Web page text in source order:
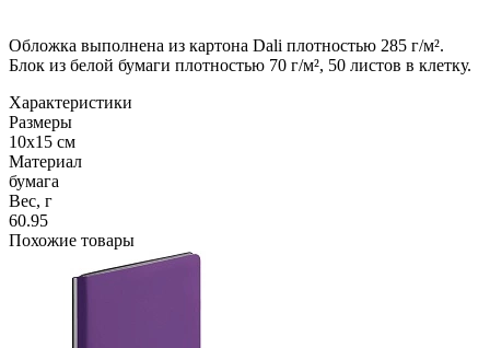
Обложка выполнена из картона Dali плотностью 285 г/м².
Блок из белой бумаги плотностью 70 г/м², 50 листов в клетку.
Характеристики
Размеры
10х15 см
Материал
бумага
Вес, г
60.95
Похожие товары